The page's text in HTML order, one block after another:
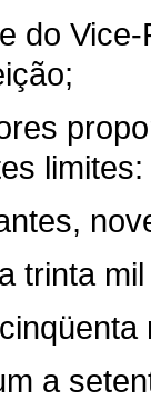
do
limites:
trinta
a